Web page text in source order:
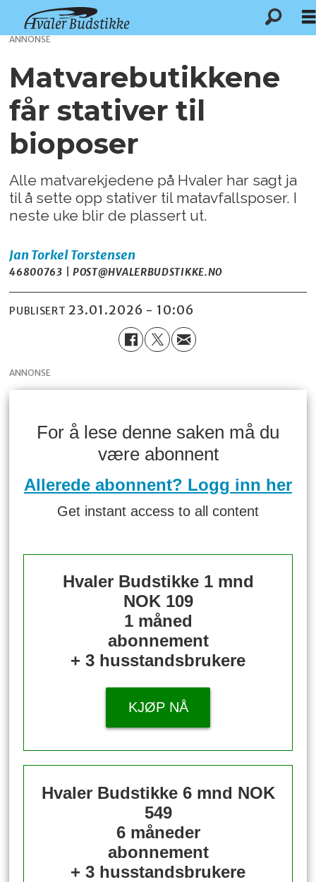
ANNONSE
Matvarebutikkene
får stativer til
bioposer
Alle matvarekjedene på Hvaler har sagt ja
til å sette opp stativer til matavfallsposer. I
neste uke blir de plassert ut.
Jan TorkelTorstensen
46800763 | POST@HVALERBUDSTIKKE.NO
PUBLISERT 23.01.2026 - 10:06
ANNONSE
For å lese denne saken må du
være abonnent
Allerede abonnent? Logg inn her
Get instant access to all content
Hvaler Budstikke 1 mnd
NOK 109
1 måned
abonnement
+ 3 husstandsbrukere
KJØP NÅ
Hvaler Budstikke 6 mnd NOK
549
6 måneder
abonnement
+ 3 husstandsbrukere